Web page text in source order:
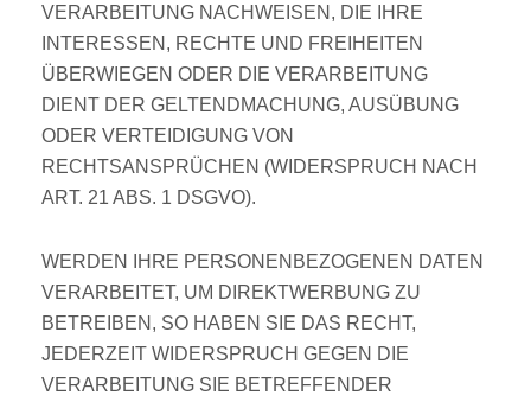
VERARBEITUNG NACHWEISEN, DIE IHRE
INTERESSEN, RECHTE UND FREIHEITEN
ÜBERWIEGEN ODER DIE VERARBEITUNG
DIENT DER GELTENDMACHUNG, AUSÜBUNG
ODER VERTEIDIGUNG VON
RECHTSANSPRÜCHEN (WIDERSPRUCH NACH
ART. 21 ABS. 1 DSGVO).
WERDEN IHRE PERSONENBEZOGENEN DATEN
VERARBEITET, UM DIREKTWERBUNG ZU
BETREIBEN, SO HABEN SIE DAS RECHT,
JEDERZEIT WIDERSPRUCH GEGEN DIE
VERARBEITUNG SIE BETREFFENDER